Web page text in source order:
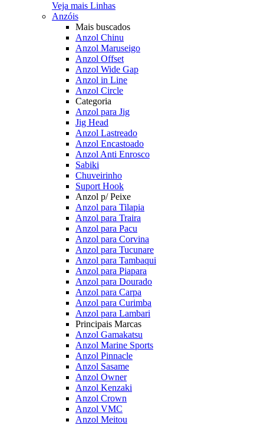
Veja mais Linhas
Anzóis
Mais buscados
Anzol Chinu
Anzol Maruseigo
Anzol Offset
Anzol Wide Gap
Anzol in Line
Anzol Circle
Categoria
Anzol para Jig
Jig Head
Anzol Lastreado
Anzol Encastoado
Anzol Anti Enrosco
Sabiki
Chuveirinho
Suport Hook
Anzol p/ Peixe
Anzol para Tilapia
Anzol para Traira
Anzol para Pacu
Anzol para Corvina
Anzol para Tucunare
Anzol para Tambaqui
Anzol para Piapara
Anzol para Dourado
Anzol para Carpa
Anzol para Curimba
Anzol para Lambari
Principais Marcas
Anzol Gamakatsu
Anzol Marine Sports
Anzol Pinnacle
Anzol Sasame
Anzol Owner
Anzol Kenzaki
Anzol Crown
Anzol VMC
Anzol Meitou